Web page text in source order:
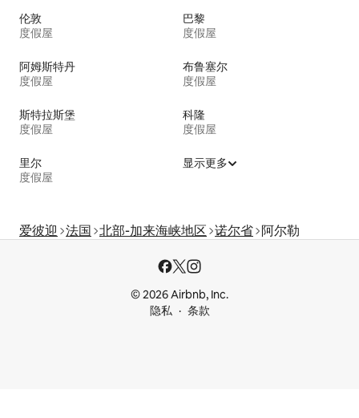
伦敦
度假屋
巴黎
度假屋
阿姆斯特丹
度假屋
布鲁塞尔
度假屋
斯特拉斯堡
度假屋
科隆
度假屋
里尔
度假屋
显示更多
爱彼迎 法国 北部-加来海峡地区 诺尔省 阿尔勒
© 2026 Airbnb, Inc.
隐私
条款